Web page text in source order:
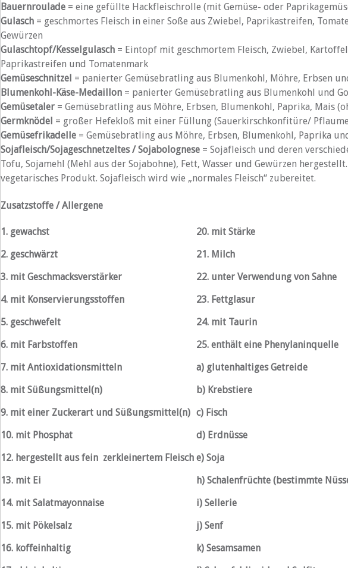
Bauernroulade= eine gefüllte Hackfleischrolle (mit Gemüse- oder
Gulasch= geschmortes Fleisch in einer Soße aus Zwiebel, Paprikastreifen,
Gewürzen
Gulaschtopf/Kesselgulasch= Eintopf mit geschmortem Fleisch, Zwiebel,
Paprikastreifen und Tomatenmark
Gemüseschnitzel = panierter Gemüsebratling aus Blumenkohl, Möhre, Erbsen
Blumenkohl-Käse-Medaillon= panierter Gemüsebratling aus Blumenkohl und
Gemüsetaler= Gemüsebratling aus Möhre, Erbsen, Blumenkohl, Paprika, Mais
Germknödel = großer Hefekloß mit einer Füllung (Sauerkirschkonfitüre/
Gemüsefrikadelle= Gemüsebratling aus Möhre, Erbsen, Blumenkohl, Paprika
Sojafleisch/Sojageschnetzeltes / Sojabolognese= Sojafleisch und deren
Tofu, Sojamehl (Mehl aus der Sojabohne), Fett, Wasser und Gewürzen
vegetarisches Produkt. Sojafleisch wird wie „normales Fleisch“ zubereitet.
Zusatzstoffe / Allergene
1. gewachst
20. mit Stärke
2. geschwärzt
21. Milch
3. mit Geschmacksverstärker
22. unter Verwendung von Sahne
4. mit Konservierungsstoffen
23. Fettglasur
5. geschwefelt
24. mit Taurin
6. mit Farbstoffen
25. enthält eine Phenylaninquelle
7. mit Antioxidationsmitteln
a) glutenhaltiges Getreide
8. mit Süßungsmittel(n)
b) Krebstiere
9. mit einer Zuckerart und Süßungsmittel(n) c) Fisch
10. mit Phosphat
d) Erdnüsse
12. hergestellt aus fein zerkleinertem Fleisch e) Soja
13. mit Ei
h) Schalenfrüchte (bestimmte
14. mit Salatmayonnaise
i) Sellerie
15. mit Pökelsalz
j) Senf
16. koffeinhaltig
k) Sesamsamen